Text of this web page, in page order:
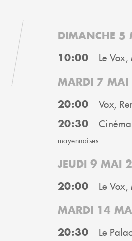
DIMANCHE
10:00 Le
MARDI 7
20:00 Vox,
20:30
mayennaises
JEUDI 9 MAI
20:00 Le
MARDI 14
20:30 Le